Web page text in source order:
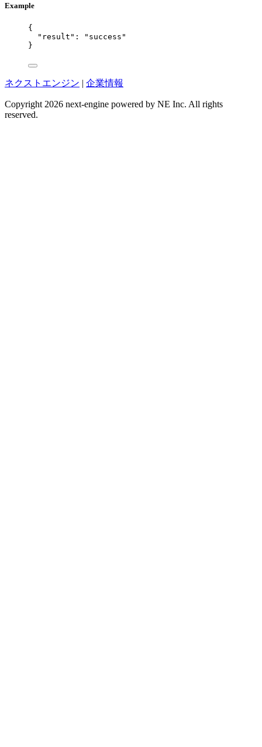
Example
{
"result" : " success "
}
ネクストエンジン | 企業情報
Copyright 2026 next-engine powered by NE Inc. All rights
reserved.